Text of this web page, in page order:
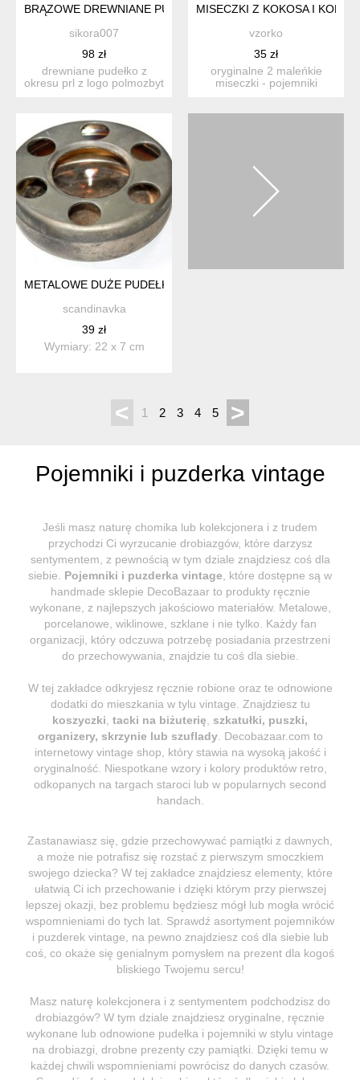
BRĄZOWE DREWNIANE PUDEŁKO KASETKA VINTAGE PRL
sikora007
98 zł
drewniane pudełko z
okresu prl z logo polmozbyt
MISECZKI Z KOKOSA I
vzorko
35 zł
oryginalne 2 maleńkie
miseczki - pojemniki
METALOWE DUŻE PUDEŁKO OBUDOWA NIE WIADOMO DO
scandinavka
39 zł
Wymiary: 22 x 7 cm
< 1 2 3 4 5 >
Pojemniki i puzderka vintage
Jeśli masz naturę chomika lub kolekcjonera i z trudem
przychodzi Ci wyrzucanie drobiazgów, które darzysz
sentymentem, z pewnością w tym dziale znajdziesz coś dla
siebie. Pojemniki i puzderka vintage , które dostępne są w
handmade sklepie DecoBazaar to produkty ręcznie
wykonane, z najlepszych jakościowo materiałów. Metalowe,
porcelanowe, wiklinowe, szklane i nie tylko. Każdy fan
organizacji, który odczuwa potrzebę posiadania przestrzeni
do przechowywania, znajdzie tu coś dla siebie.
W tej zakładce odkryjesz ręcznie robione oraz te odnowione
dodatki do mieszkania w tylu vintage. Znajdziesz tu
koszyczki tacki na biżuterię
szkatułki, puszki,
organizery, skrzynie lub szuflady. Decobazaar.com to
internetowy vintage shop, który stawia na wysoką jakość i
oryginalność. Niespotkane wzory i kolory produktów retro,
odkopanych na targach staroci lub w popularnych second
handach.
Zastanawiasz się, gdzie przechowywać pamiątki z dawnych,
a może nie potrafisz się rozstać z pierwszym smoczkiem
swojego dziecka? W tej zakładce znajdziesz elementy, które
ułatwią Ci ich przechowanie i dzięki którym przy pierwszej
lepszej okazji, bez problemu będziesz mógł lub mogła wrócić
wspomnieniami do tych lat. Sprawdź asortyment pojemników
i puzderek vintage, na pewno znajdziesz coś dla siebie lub
coś, co okaże się genialnym pomysłem na prezent dla kogoś
bliskiego Twojemu sercu!
Masz naturę kolekcjonera i z sentymentem podchodzisz do
drobiazgów? W tym dziale znajdziesz oryginalne, ręcznie
wykonane lub odnowione pudełka i pojemniki w stylu vintage
na drobiazgi, drobne prezenty czy pamiątki. Dzięki temu w
każdej chwili wspomnieniami powrócisz do danych czasów.